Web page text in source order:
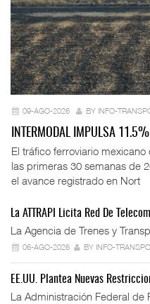
09-AGO-2026 BY INFO-
INTERMODAL IMPULSA
El tráfico ferroviario
las primeras 30 semanas de
el avance registrado en Nort
La ATTRAPI Licita Red De
La Agencia de Trenes y
06-AGO-2026 BY INFO-
EE.UU. Plantea Nuevas
La Administración Federal de